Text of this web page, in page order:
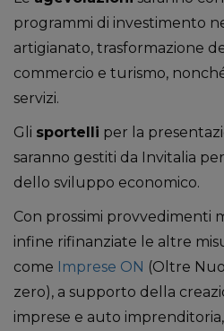
programmi di investimento
artigianato, trasformazione
commercio e turismo,
servizi.
Gli sportelli per la
saranno gestiti da Invitalia
dello sviluppo economico.
Con prossimi provvedimenti
infine rifinanziate le altre
come Imprese ON (Oltre
zero), a supporto della
imprese e auto